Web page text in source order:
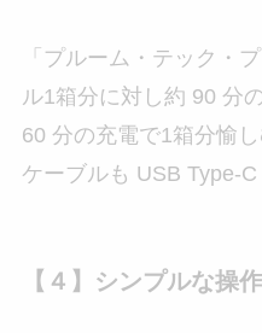
「プルーム・テック・
ル1箱分に対し約 90 分
60 分の充電で1箱分愉
ケーブルも USB Type-C
【４】シンプルな操